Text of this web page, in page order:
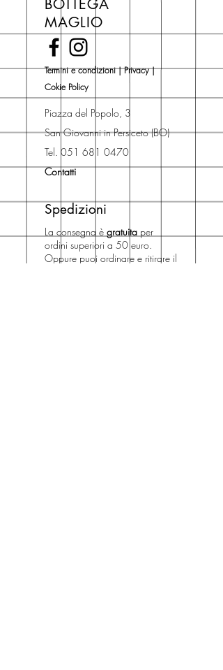
di copertina, escluse le ultime
novità Maglio Editore (vedi etichetta
Novità).
Una volta nel carrello puoi decidere
se acquistare sul sito con
spedizione con corriere o se
risparmiare sulle spese di
spedizione e ritirare il libro presso
Libreria degli Orsi, Piazza del
Popolo 3, 40017
San Giovanni in Persiceto (BO).
BOTTEGA
MAGLIO
Termini e condizioni|Privacy|
Cokie Policy
Piazza del Popolo, 3
San Giovanni in Persiceto (BO)
Tel. 051 681 0470
Contatti
Spedizioni
La consegna è gratuita per
ordini superiori a 50 euro.
Oppure puoi ordinare e ritirare il